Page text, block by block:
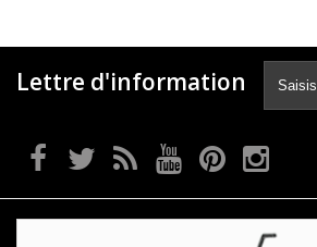
Lettre d'information